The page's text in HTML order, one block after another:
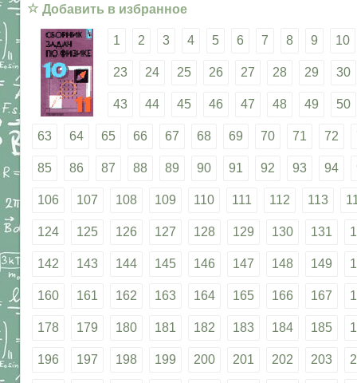
☆ Добавить в избранное
1 2 3 4 5 6 7 8 9 10
23 24 25 26 27 28 29 30
43 44 45 46 47 48 49 50
63 64 65 66 67 68 69 70 71 72
85 86 87 88 89 90 91 92 93 94
106 107 108 109 110 111 112 113
124 125 126 127 128 129 130 131
142 143 144 145 146 147 148 149
160 161 162 163 164 165 166 167
178 179 180 181 182 183 184 185
196 197 198 199 200 201 202 203